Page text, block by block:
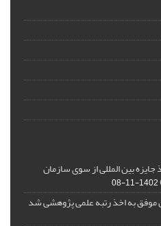
بین المللی از سوی سازمان
1402-11-08
موفق به اخذ رتبه علمی پژوهشی شد